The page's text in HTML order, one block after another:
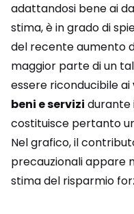
adattandosi bene ai
stima, è in grado di
del recente aumento
maggior parte di un
essere riconducibile ai
beni e servizi durante
costituisce pertanto
Nel grafico, il
precauzionali appare
stima del risparmio